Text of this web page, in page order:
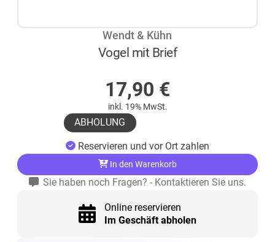
Wendt & Kühn
Vogel mit Brief
17,90 €
inkl. 19% MwSt.
ABHOLUNG
Reservieren und vor Ort zahlen
In den Warenkorb
Sie haben noch Fragen? - Kontaktieren Sie uns.
Online reservieren
Im Geschäft abholen